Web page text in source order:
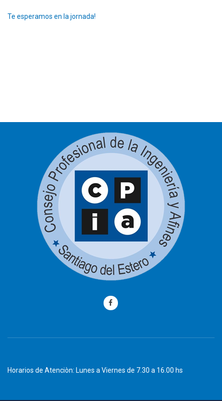
Te esperamos en la jornada!
Horarios de Atenciòn: Lunes a Viernes de 7.30 a 16.00 hs